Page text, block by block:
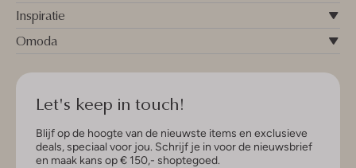
Inspiratie
Omoda
Let's keep in touch!
Blijf op de hoogte van de nieuwste items en exclusieve
deals, speciaal voor jou. Schrijf je in voor de nieuwsbrief
en maak kans op € 150,- shoptegoed.